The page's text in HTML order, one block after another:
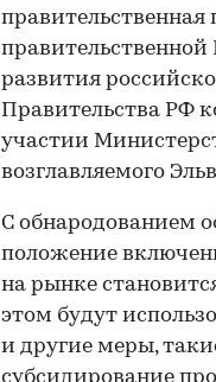
развития
Правительства РФ
участии
возглавляемого
С обнародованием
положение
на рынке
этом будут
и другие меры,